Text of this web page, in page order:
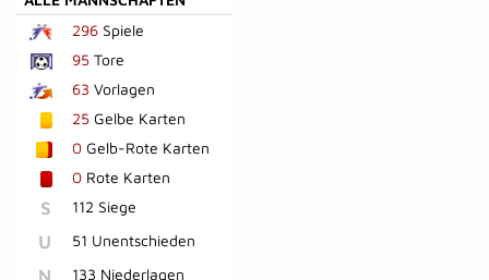
296 Spiele
95 Tore
63 Vorlagen
25 Gelbe Karten
0 Gelb-Rote Karten
0 Rote Karten
S 112 Siege
U 51 Unentschieden
N 133 Niederlagen